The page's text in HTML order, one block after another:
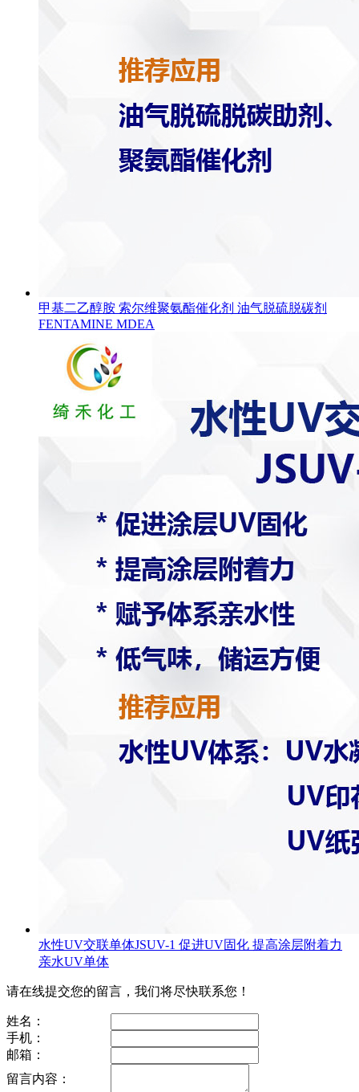
甲基二乙醇胺 索尔维聚氨酯催化剂 油气脱硫脱碳剂
FENTAMINE MDEA
水性UV交联单体JSUV-1 促进UV固化 提高涂层附着力
亲水UV单体
请在线提交您的留言，我们将尽快联系您！
姓名：
手机：
邮箱：
留言内容：